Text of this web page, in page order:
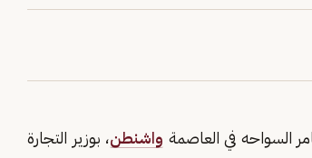
السواحه في العاصمة واشنطن، بوزير التجارة